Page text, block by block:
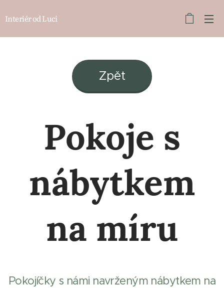
Interiér od Luci
Zpět
Pokoje s
nábytkem
na míru
Pokojíčky s námi navrženým nábytkem na